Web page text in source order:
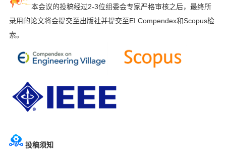
本会议的投稿经过2-3位组委会专家严格审核之后，最终所
录用的论文将会提交至出版社并提交至EI Compendex和Scopus检
索。
投稿须知